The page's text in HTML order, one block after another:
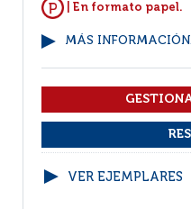
| En formato papel.
MÁS
VER EJEMPLARES